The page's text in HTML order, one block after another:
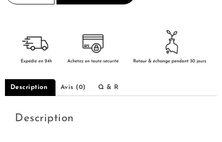
Description Avis (0) Q & R
Description